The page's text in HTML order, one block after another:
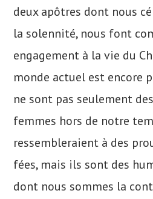
deux apôtres dont nous
la solennité, nous font
engagement à la vie du
monde actuel est encore
ne sont pas seulement
femmes hors de notre
ressembleraient à des
fées, mais ils sont des
dont nous sommes la